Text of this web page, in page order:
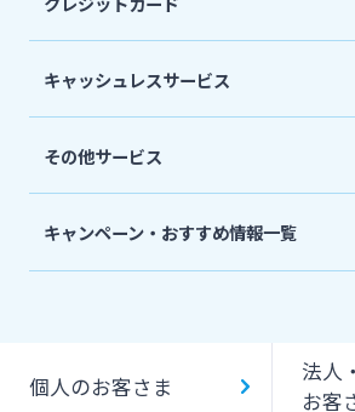
ローンシミュレーション
外貨預金
キャッシュレスサービス
みやぎんPay
デビットカード
その他サービス
ペイジー口座振替受付サービ
キャンペーン・おすすめ情報一覧
個人のお客さま
法人
お客